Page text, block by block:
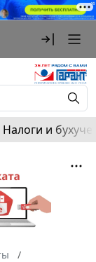
Налоги и